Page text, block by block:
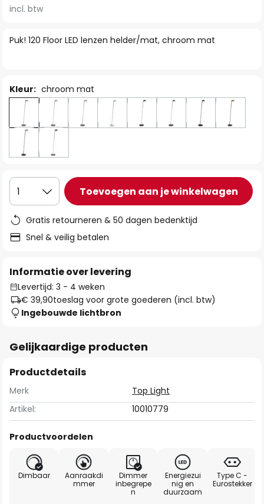
het
van
Puk! 120 Floor LED lenzen helder/mat, chroom mat
incl. btw
Kleur: chroom mat
1 Toevoegen aan je winkelwagen
Gratis retourneren & 50 dagen bedenktijd
Snel & veilig betalen
Informatie over levering
Levertijd: 3 - 4 weken
€ 39,90toeslag voor grote goederen (incl. btw)
Ingebouwde lichtbron
Gelijkaardige producten
Productdetails
Merk
Top Light
Artikel:
10010779
Productvoordelen
Dimbaar
Aanraakdi
mmer
Dimmer
inbegrepe
n
Energiezui
nig en
duurzaam
Type C -
Eurostekker